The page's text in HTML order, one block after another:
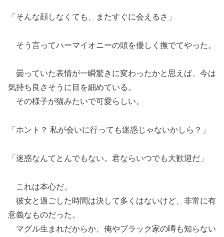
「そんな顔しなくても、またすぐに会えるさ」
そう言ってハーマイオニーの頭を優しく撫でてやった。
曇っていた表情が一瞬驚きに変わったかと思えば、今は
気持ち良さそうに目を細めている。
その様子が猫みたいで可愛らしい。
「ホント？ 私が会いに行っても迷惑じゃないかしら？」
「迷惑なんてとんでもない。君ならいつでも大歓迎だ」
これは本心だ。
彼女と過ごした時間は決して多くはないけど、非常に有
意義なものだった。
マグル生まれだからか、俺やブラック家の噂も知らない